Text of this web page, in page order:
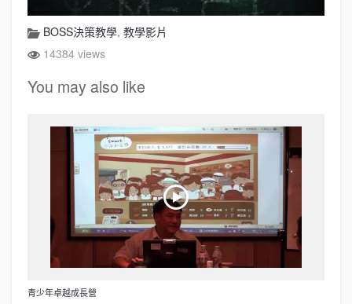
BOSS決策教學, 教學影片
14384 views
You may also like
青少年卓越成長營